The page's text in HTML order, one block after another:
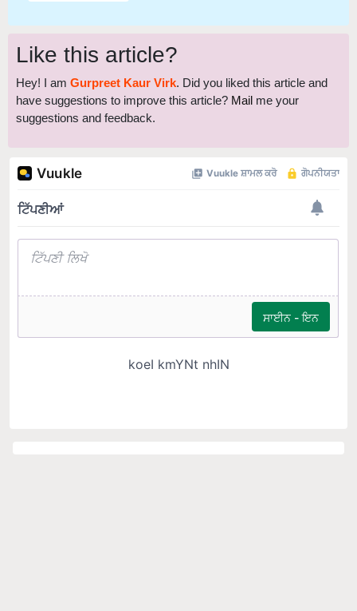
Like this article?
Hey! I am Gurpreet Kaur Virk. Did you liked this article and
have suggestions to improve this article? Mail me your
suggestions and feedback.